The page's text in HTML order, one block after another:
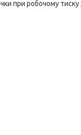
при робочому